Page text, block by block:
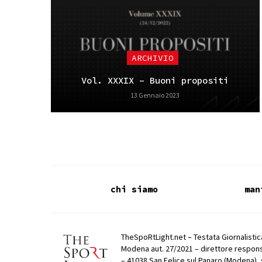
ARCHIVIO
Vol. XXXIX – Buoni propositi
13 Gennaio 2023
chi siamo
TheSpoRtLight.net – Testata
Modena aut. 27/2021 – direttore